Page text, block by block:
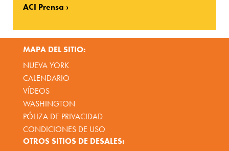
ACI Prensa
MAPA DEL SITIO:
NUEVA YORK
CALENDARIO
VÍDEOS
WASHINGTON
PÓLIZA DE PRIVACIDAD
CONDICIONES DE USO
OTROS SITIOS DE DESALES: